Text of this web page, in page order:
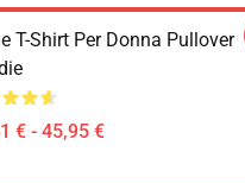
T-Shirt Per Donna Pullover
€ - 45,95 €